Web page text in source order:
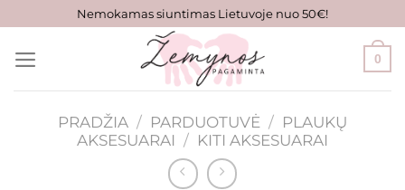
content
Nemokamas siuntimas Lietuvoje nuo 50€!
0
PRADŽIA / PARDUOTUVĖ / PLAUKŲ
AKSESUARAI / KITI AKSESUARAI